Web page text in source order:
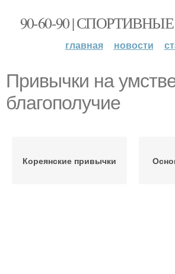
90-60-90 |
главная новости
Привычки на
благополучие
Кореянские привычки